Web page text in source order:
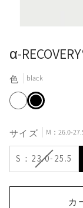
α-
色 black
whiteblack
サイズ M：26.0-
S：23.0-25.5
カ